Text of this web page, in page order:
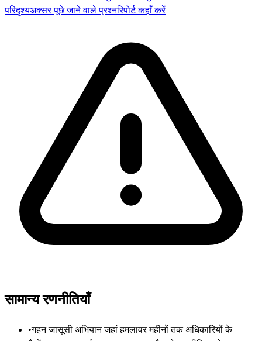
परिदृश्यअक्सर पूछे जाने वाले प्रश्नरिपोर्ट कहाँ करें
सामान्य रणनीतियाँ
•गहन जासूसी अभियान जहां हमलावर महीनों तक अधिकारियों के